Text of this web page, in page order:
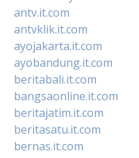
antv.it.com
antvklik.it.com
ayojakarta.it.com
ayobandung.it.com
beritabali.it.com
bangsaonline.it.com
beritajatim.it.com
beritasatu.it.com
bernas.it.com